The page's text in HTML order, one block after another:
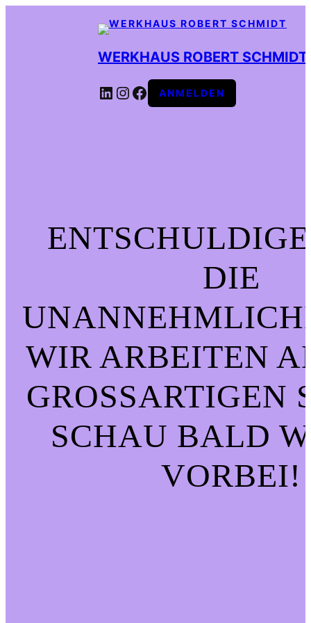
WERKHAUS ROBERT SCHMIDT
LINKEDIN
INSTAGRAM
FACEBOOK
ANMELDEN
DIE
WIR ARBEITEN
GROSSARTIGEN
CHAU BALD
ORBEI!